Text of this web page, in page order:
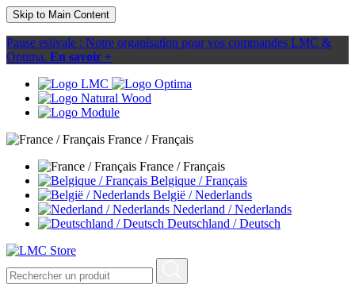
Skip to Main Content
Pause estivale : Notre organisation pour vos commandes LMC &
Optima. En savoir +
France / Français
France / Français
Belgique / Français
België / Nederlands
Nederland / Nederlands
Deutschland / Deutsch